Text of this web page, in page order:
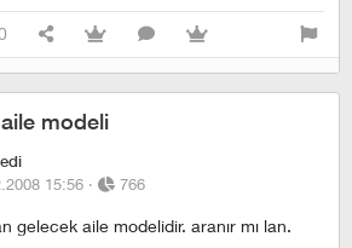
modeli
15:56 · 766
gelecek aile modelidir. aranır mı lan.